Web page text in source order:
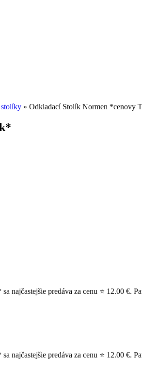
» Odkladací Stolík Normen *cenovy
predáva za cenu ⭐ 12.00 €.
najčastejšie predáva za cenu ⭐ 12.00